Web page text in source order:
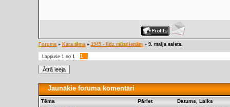
Forums » Kara tēma » 1945 - līdz mūsdienām » 9. maija saiets.
Lappuse 1 no 1 1
Jaunākie foruma komentāri
Tēma Pāriet Datums, Laiks